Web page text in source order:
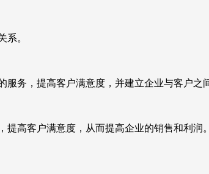
系。
务，提高客户满意度，并建立企业与客户之
高客户满意度，从而提高企业的销售和利润。